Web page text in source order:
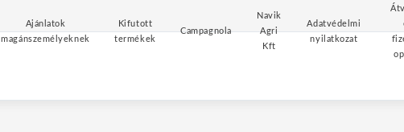
Ajánlatok
magánszemélyeknek
Kifutott
termékek
Campagnola
Navik
Agri
Kft
Adatvédelmi
nyilatkozat